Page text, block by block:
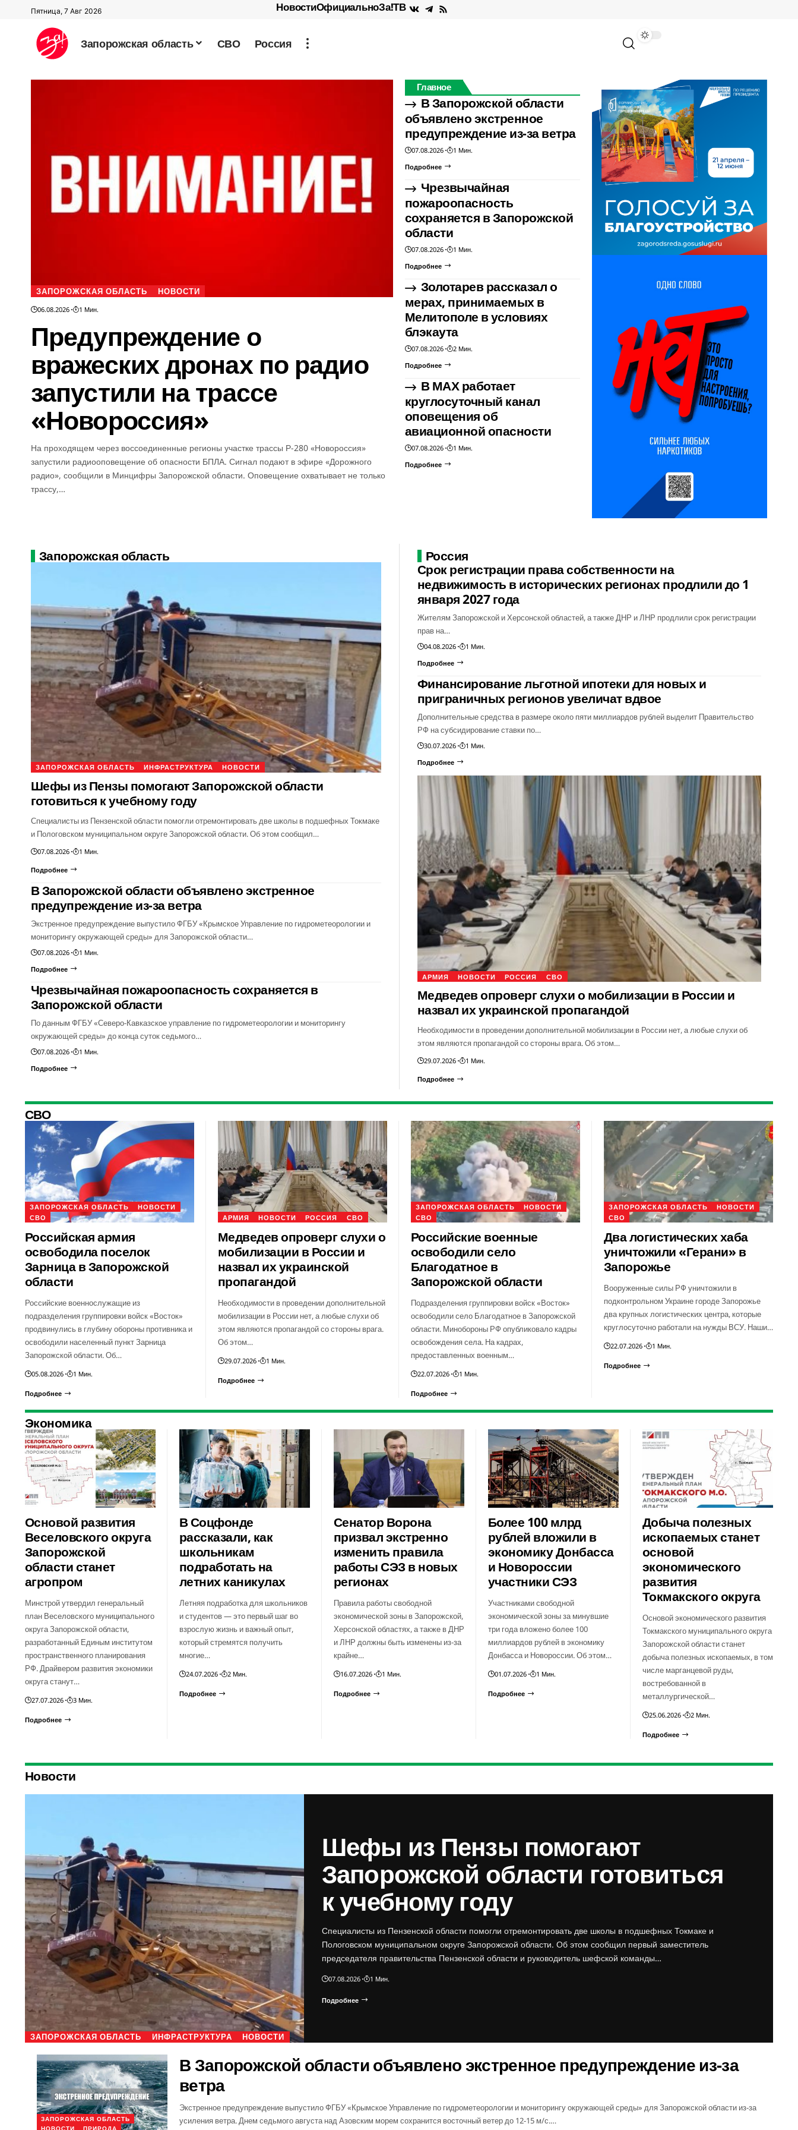
Пятница, 7 Авг 2026 НовостиОфициальноЗа!ТВ
Запорожская область СВО Россия
ЗАПОРОЖСКАЯ ОБЛАСТЬ НОВОСТИ
06.08.2026 1 Мин.
Предупреждение о
вражеских дронах по радио
запустили на трассе
«Новороссия»
На проходящем через воссоединенные регионы участке трассы Р-280 «Новороссия»
запустили радиооповещение об опасности БПЛА. Сигнал подают в эфире «Дорожного
радио», сообщили в Минцифры Запорожской области. Оповещение охватывает не только
трассу,…
Главное
В Запорожской области
объявлено экстренное
предупреждение из-за ветра
07.08.2026
1 Мин.
Подробнее
Чрезвычайная
пожароопасность
сохраняется в Запорожской
области
07.08.2026
1 Мин.
Подробнее
Золотарев рассказал о
мерах, принимаемых в
Мелитополе в условиях
блэкаута
07.08.2026
2 Мин.
Подробнее
В МАХ работает
круглосуточный канал
оповещения об
авиационной опасности
07.08.2026
1 Мин.
Подробнее
Запорожская область
ЗАПОРОЖСКАЯ ОБЛАСТЬ ИНФРАСТРУКТУРА НОВОСТИ
Шефы из Пензы помогают Запорожской области
готовиться к учебному году
Специалисты из Пензенской области помогли отремонтировать две школы в подшефных Токмаке
и Пологовском муниципальном округе Запорожской области. Об этом сообщил…
07.08.2026 1 Мин.
Подробнее
В Запорожской области объявлено экстренное
предупреждение из-за ветра
Экстренное предупреждение выпустило ФГБУ «Крымское Управление по гидрометеорологии и
мониторингу окружающей среды» для Запорожской области…
07.08.2026
1 Мин.
Подробнее
Чрезвычайная пожароопасность сохраняется в
Запорожской области
По данным ФГБУ «Северо-Кавказское управление по гидрометеорологии и мониторингу
окружающей среды» до конца суток седьмого…
07.08.2026
1 Мин.
Подробнее
Россия
Срок регистрации права собственности на
недвижимость в исторических регионах продлили до 1
января 2027 года
Жителям Запорожской и Херсонской областей, а также ДНР и ЛНР продлили срок регистрации
прав на…
04.08.2026
1 Мин.
Подробнее
Финансирование льготной ипотеки для новых и
приграничных регионов увеличат вдвое
Дополнительные средства в размере около пяти миллиардов рублей выделит Правительство
РФ на субсидирование ставки по…
30.07.2026
1 Мин.
Подробнее
АРМИЯ НОВОСТИ РОССИЯ СВО
Медведев опроверг слухи о мобилизации в России и
назвал их украинской пропагандой
Необходимости в проведении дополнительной мобилизации в России нет, а любые слухи об
этом являются пропагандой со стороны врага. Об этом…
29.07.2026 1 Мин.
Подробнее
СВО
ЗАПОРОЖСКАЯ ОБЛАСТЬ
НОВОСТИ
СВО
Российская армия
освободила поселок
Зарница в Запорожской
области
Российские военнослужащие из
подразделения группировки войск «Восток»
продвинулись в глубину обороны противника и
освободили населенный пункт Зарница
Запорожской области. Об…
05.08.2026 1 Мин.
Подробнее
АРМИЯ НОВОСТИ РОССИЯ СВО
Медведев опроверг слухи о
мобилизации в России и
назвал их украинской
пропагандой
Необходимости в проведении дополнительной
мобилизации в России нет, а любые слухи об
этом являются пропагандой со стороны врага.
Об этом…
29.07.2026 1 Мин.
Подробнее
ЗАПОРОЖСКАЯ ОБЛАСТЬ
НОВОСТИ
СВО
Российские военные
освободили село
Благодатное в
Запорожской области
Подразделения группировки войск «Восток»
освободили село Благодатное в Запорожской
области. Минобороны РФ опубликовало кадры
освобождения села. На кадрах,
предоставленных военным…
22.07.2026 1 Мин.
Подробнее
ЗАПОРОЖСКАЯ ОБЛАСТЬ
НОВОСТИ
СВО
Два логистических хаба
уничтожили «Герани» в
Запорожье
Вооруженные силы РФ уничтожили в
подконтрольном Украине городе Запорожье
два крупных логистических центра, которые
круглосуточно работали на нужды ВСУ. Наши…
22.07.2026 1 Мин.
Подробнее
Экономика
Основой развития
Веселовского округа
Запорожской
области станет
агропром
Минстрой утвердил генеральный
план Веселовского муниципального
округа Запорожской области,
разработанный Единым институтом
пространственного планирования
РФ. Драйвером развития экономики
округа станут…
27.07.2026 3 Мин.
Подробнее
В Соцфонде
рассказали, как
школьникам
подработать на
летних каникулах
Летняя подработка для школьников
и студентов — это первый шаг во
взрослую жизнь и важный опыт,
который стремятся получить
многие…
24.07.2026 2 Мин.
Подробнее
Сенатор Ворона
призвал экстренно
изменить правила
работы СЭЗ в новых
регионах
Правила работы свободной
экономической зоны в Запорожской,
Херсонской областях, а также в ДНР
и ЛНР должны быть изменены из-за
крайне…
16.07.2026 1 Мин.
Подробнее
Более 100 млрд
рублей вложили в
экономику Донбасса
и Новороссии
участники СЭЗ
Участниками свободной
экономической зоны за минувшие
три года вложено более 100
миллиардов рублей в экономику
Донбасса и Новороссии. Об этом…
01.07.2026 1 Мин.
Подробнее
Добыча полезных
ископаемых станет
основой
экономического
развития
Токмакского округа
Основой экономического развития
Токмакского муниципального округа
Запорожской области станет
добыча полезных ископаемых, в том
числе марганцевой руды,
востребованной в
металлургической…
25.06.2026 2 Мин.
Подробнее
Новости
ЗАПОРОЖСКАЯ ОБЛАСТЬ ИНФРАСТРУКТУРА НОВОСТИ
Шефы из Пензы помогают
Запорожской области готовиться
к учебному году
Специалисты из Пензенской области помогли отремонтировать две школы в подшефных Токмаке и
Пологовском муниципальном округе Запорожской области. Об этом сообщил первый заместитель
председателя правительства Пензенской области и руководитель шефской команды…
07.08.2026 1 Мин.
Подробнее
ЗАПОРОЖСКАЯ ОБЛАСТЬ
НОВОСТИ
ПРИРОДА
В Запорожской области объявлено экстренное предупреждение из-за
ветра
Экстренное предупреждение выпустило ФГБУ «Крымское Управление по гидрометеорологии и мониторингу окружающей среды» для Запорожской области из-за
усиления ветра. Днем седьмого августа над Азовским морем сохранится восточный ветер до 12-15 м/с.…